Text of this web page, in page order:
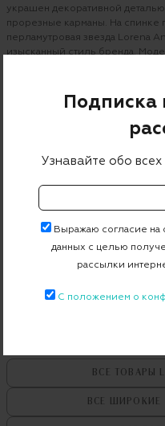
украшен декоративной
прорезные карманы. На спинке
перламутровая звезда Lorena
изысканный стиль бренда.
Бесплатная примерка в
ВСЕ ТОВАРЫ
ВСЕ ШИРОКИЕ
Подписка
Узнавайте обо
Выражаю согласие на
данных с целью
рассылки
С положением о